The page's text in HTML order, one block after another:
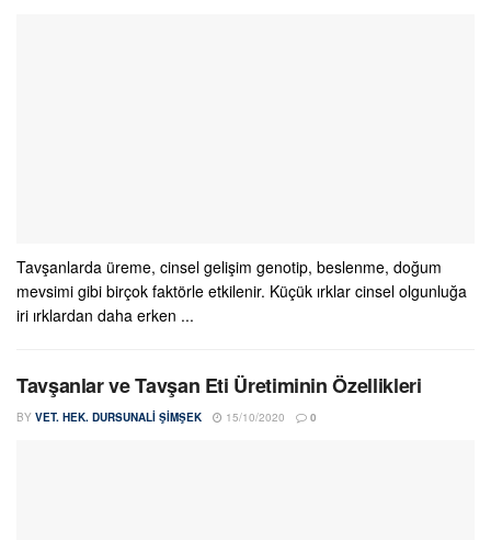
Tavşanlarda üreme, cinsel gelişim genotip, beslenme, doğum
mevsimi gibi birçok faktörle etkilenir. Küçük ırklar cinsel olgunluğa
iri ırklardan daha erken ...
Tavşanlar ve Tavşan Eti Üretiminin Özellikleri
BY VET. HEK. DURSUNALI ŞIMŞEK 15/10/2020 0